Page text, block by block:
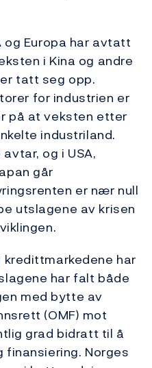
Europa har avtatt
i Kina og andre
tatt seg opp.
for industrien er
på at veksten etter
industriland.
og i USA,
går
er nær null
utslagene av krisen
har
har falt både
med bytte av
(OMF) mot
grad bidratt til å
finansiering. Norges